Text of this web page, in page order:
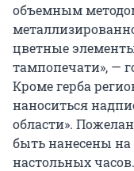
объемным
цветные
тампопечати», —
Кроме герба
наноситься
области».
быть нанесены
настольных часов.